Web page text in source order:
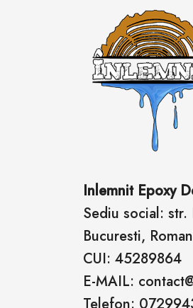
Inlemnit Epoxy
Sediu social:
Bucuresti,
CUI: 45289864
E-MAIL: